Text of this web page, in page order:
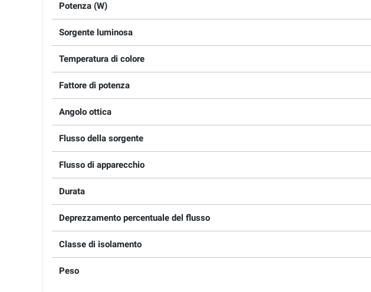
Potenza (W)
Sorgente luminosa
Temperatura di colore
Fattore di potenza
Angolo ottica
Flusso della sorgente
Flusso di apparecchio
Durata
Deprezzamento percentuale del flusso
Classe di isolamento
Peso